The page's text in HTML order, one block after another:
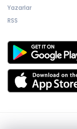
Yazarlar
RSS